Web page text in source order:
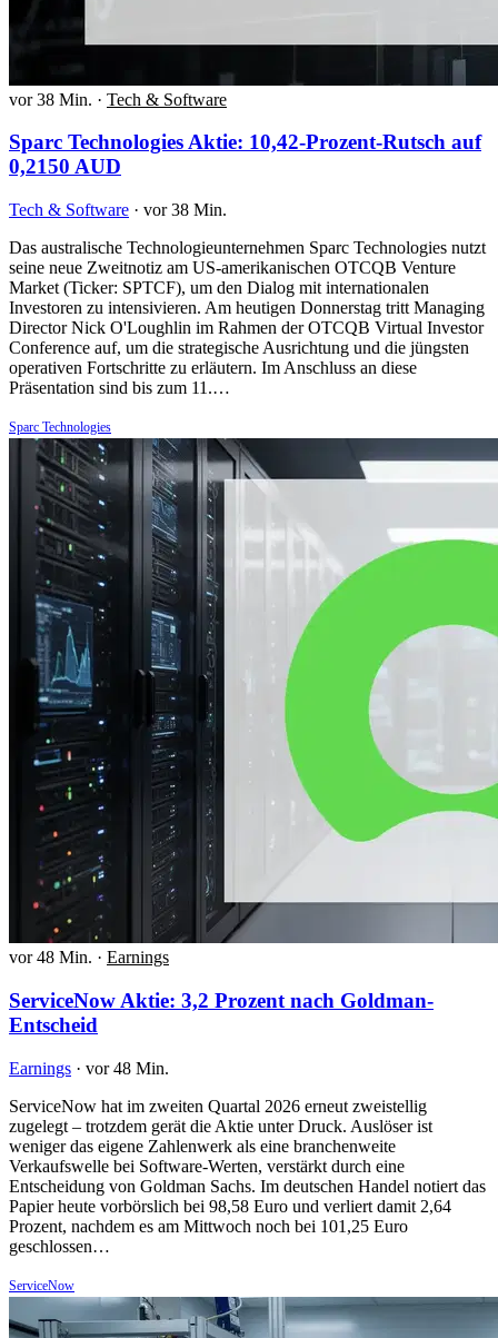
vor 38 Min. · Tech & Software
Sparc Technologies Aktie: 10,42-Prozent-Rutsch auf
0,2150 AUD
Tech & Software · vor 38 Min.
Das australische Technologieunternehmen Sparc Technologies nutzt
seine neue Zweitnotiz am US-amerikanischen OTCQB Venture
Market (Ticker: SPTCF), um den Dialog mit internationalen
Investoren zu intensivieren. Am heutigen Donnerstag tritt Managing
Director Nick O'Loughlin im Rahmen der OTCQB Virtual Investor
Conference auf, um die strategische Ausrichtung und die jüngsten
operativen Fortschritte zu erläutern. Im Anschluss an diese
Präsentation sind bis zum 11.…
Sparc Technologies
vor 48 Min. · Earnings
ServiceNow Aktie: 3,2 Prozent nach Goldman-
Entscheid
Earnings · vor 48 Min.
ServiceNow hat im zweiten Quartal 2026 erneut zweistellig
zugelegt – trotzdem gerät die Aktie unter Druck. Auslöser ist
weniger das eigene Zahlenwerk als eine branchenweite
Verkaufswelle bei Software-Werten, verstärkt durch eine
Entscheidung von Goldman Sachs. Im deutschen Handel notiert das
Papier heute vorbörslich bei 98,58 Euro und verliert damit 2,64
Prozent, nachdem es am Mittwoch noch bei 101,25 Euro
geschlossen…
ServiceNow